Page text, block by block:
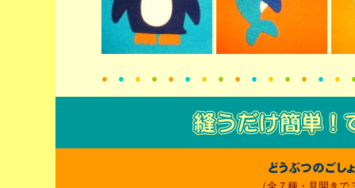
● ● ● ● ● ● ● ● ● ● ● ● ● ● ●